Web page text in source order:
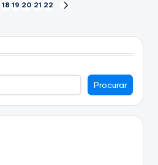
18 19 20 21 22
Procurar